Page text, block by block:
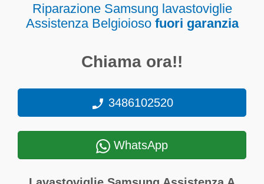
Riparazione Samsung lavastoviglie
Assistenza Belgioioso fuori garanzia
Chiama ora!!
3486102520
WhatsApp